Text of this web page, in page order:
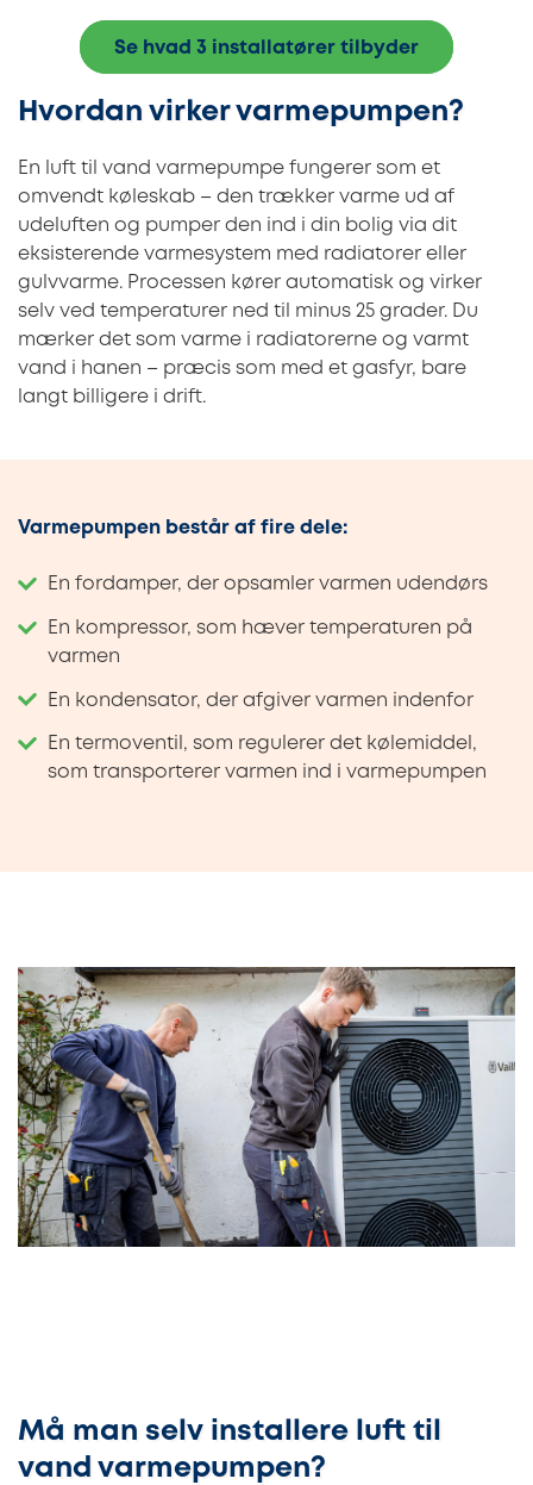
Se hvad 3 installatører tilbyder
Hvordan virker varmepumpen?
En luft til vand varmepumpe fungerer som et
omvendt køleskab – den trækker varme ud af
udeluften og pumper den ind i din bolig via dit
eksisterende varmesystem med radiatorer eller
gulvvarme. Processen kører automatisk og virker
selv ved temperaturer ned til minus 25 grader. Du
mærker det som varme i radiatorerne og varmt
vand i hanen – præcis som med et gasfyr, bare
langt billigere i drift.
Varmepumpen består af fire dele:
En fordamper, der opsamler varmen udendørs
En kompressor, som hæver temperaturen på
varmen
En kondensator, der afgiver varmen indenfor
En termoventil, som regulerer det kølemiddel,
som transporterer varmen ind i varmepumpen
Må man selv installere luft til
vand varmepumpen?